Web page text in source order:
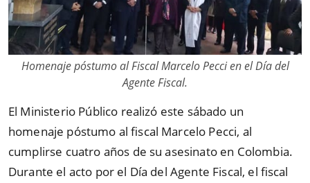
Homenaje póstumo al Fiscal Marcelo Pecci en el Día del
Agente Fiscal.
El Ministerio Público realizó este sábado un
homenaje póstumo al fiscal Marcelo Pecci, al
cumplirse cuatro años de su asesinato en Colombia.
Durante el acto por el Día del Agente Fiscal, el fiscal